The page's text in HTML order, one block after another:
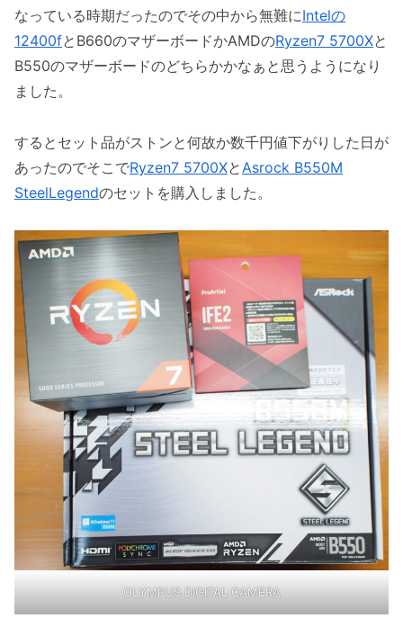
なっている時期だったのでその中から無難にIntelの
12400fとB660のマザーボードかAMDのRyzen7 5700Xと
B550のマザーボードのどちらかかなぁと思うようになり
ました。
するとセット品がストンと何故か数千円値下がりした日が
あったのでそこでRyzen7 5700Xと Asrock B550M
SteelLegendのセットを購入しました。
OLYMPUS DIGITAL CAMERA